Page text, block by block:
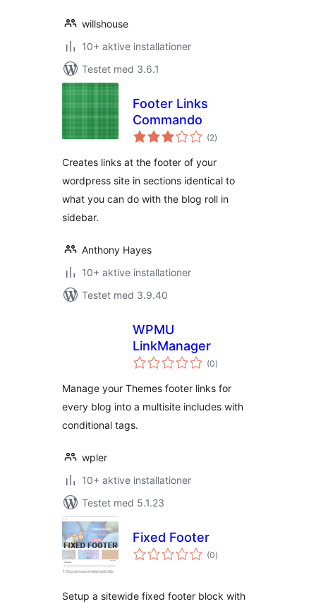
willshouse
10+ aktive installationer
Testet med 3.6.1
Footer Links
Commando
(2totale
bedømmelser
)
Creates links at the footer of your
wordpress site in sections identical to
what you can do with the blog roll in
sidebar.
Anthony Hayes
10+ aktive installationer
Testet med 3.9.40
WPMU
LinkManager
(0totale
bedømmelser
)
Manage your Themes footer links for
every blog into a multisite includes with
conditional tags.
wpler
10+ aktive installationer
Testet med 5.1.23
Fixed Footer
(0totale
bedømmelser
)
Setup a sitewide fixed footer block with